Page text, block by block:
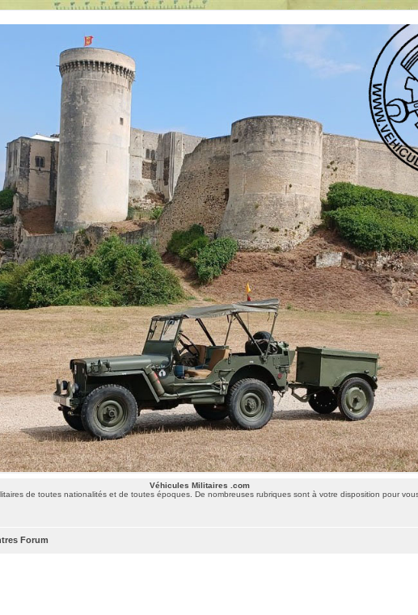
nationalités et de toutes époques. De nombreuses rubriques sont à votre disposition pour vous
Véhicules Militaires .com
de toutes nationalités et de toutes époques. De nombreuses rubriques sont à votre disposition pour
Forum